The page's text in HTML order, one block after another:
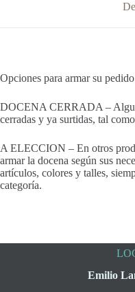
Opciones para armar su
DOCENA CERRADA –
cerradas y ya surtidas, tal
A ELECCION – En otros
armar la docena según sus
artículos, colores y talles,
categoría.
Emilio